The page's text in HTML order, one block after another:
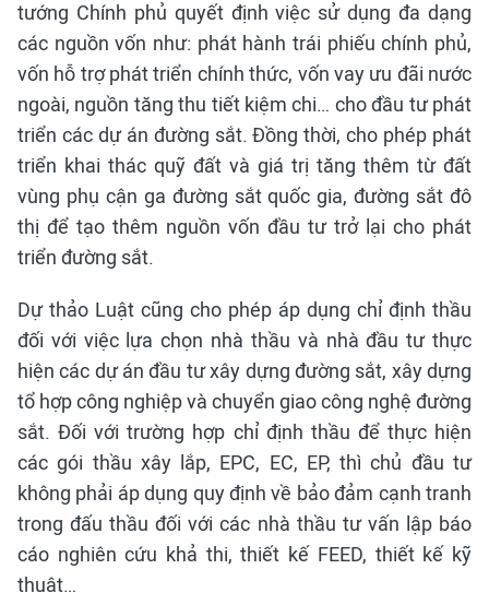
tướng Chính phủ quyết định việc sử dụng đa dạng
các nguồn vốn như: phát hành trái phiếu chính phủ,
vốn hỗ trợ phát triển chính thức, vốn vay ưu đãi nước
ngoài, nguồn tăng thu tiết kiệm chi… cho đầu tư phát
triển các dự án đường sắt. Đồng thời, cho phép phát
triển khai thác quỹ đất và giá trị tăng thêm từ đất
vùng phụ cận ga đường sắt quốc gia, đường sắt đô
thị để tạo thêm nguồn vốn đầu tư trở lại cho phát
triển đường sắt.
Dự thảo Luật cũng cho phép áp dụng chỉ định thầu
đối với việc lựa chọn nhà thầu và nhà đầu tư thực
hiện các dự án đầu tư xây dựng đường sắt, xây dựng
tổ hợp công nghiệp và chuyển giao công nghệ đường
sắt. Đối với trường hợp chỉ định thầu để thực hiện
các gói thầu xây lắp, EPC, EC, EP, thì chủ đầu tư
không phải áp dụng quy định về bảo đảm cạnh tranh
trong đấu thầu đối với các nhà thầu tư vấn lập báo
cáo nghiên cứu khả thi, thiết kế FEED, thiết kế kỹ
thuật…